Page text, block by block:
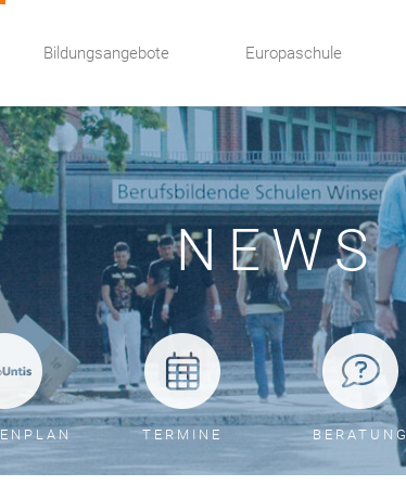
Bildungsangebote Europaschule
NEWS
TERMINE BERATUNG